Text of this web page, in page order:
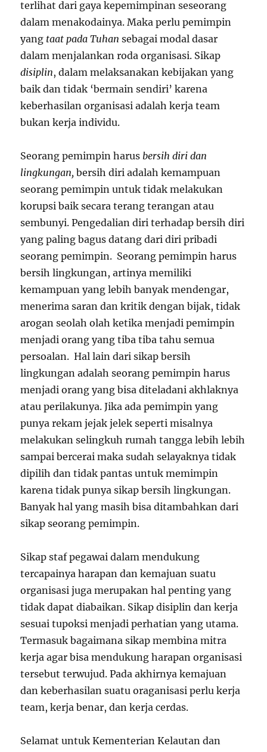
terlihat dari gaya kepemimpinan seseorang
dalam menakodainya. Maka perlu pemimpin
yang taat pada Tuhan sebagai modal dasar
dalam menjalankan roda organisasi. Sikap
disiplin, dalam melaksanakan kebijakan yang
baik dan tidak ‘bermain sendiri’ karena
keberhasilan organisasi adalah kerja team
bukan kerja individu.
Seorang pemimpin harus bersih diri dan
lingkungan,bersih diri adalah kemampuan
seorang pemimpin untuk tidak melakukan
korupsi baik secara terang terangan atau
sembunyi. Pengedalian diri terhadap bersih diri
yang paling bagus datang dari diri pribadi
seorang pemimpin. Seorang pemimpin harus
bersih lingkungan, artinya memiliki
kemampuan yang lebih banyak mendengar,
menerima saran dan kritik dengan bijak, tidak
arogan seolah olah ketika menjadi pemimpin
menjadi orang yang tiba tiba tahu semua
persoalan. Hal lain dari sikap bersih
lingkungan adalah seorang pemimpin harus
menjadi orang yang bisa diteladani akhlaknya
atau perilakunya. Jika ada pemimpin yang
punya rekam jejak jelek seperti misalnya
melakukan selingkuh rumah tangga lebih lebih
sampai bercerai maka sudah selayaknya tidak
dipilih dan tidak pantas untuk memimpin
karena tidak punya sikap bersih lingkungan.
Banyak hal yang masih bisa ditambahkan dari
sikap seorang pemimpin.
Sikap staf pegawai dalam mendukung
tercapainya harapan dan kemajuan suatu
organisasi juga merupakan hal penting yang
tidak dapat diabaikan. Sikap disiplin dan kerja
sesuai tupoksi menjadi perhatian yang utama.
Termasuk bagaimana sikap membina mitra
kerja agar bisa mendukung harapan organisasi
tersebut terwujud. Pada akhirnya kemajuan
dan keberhasilan suatu oraganisasi perlu kerja
team, kerja benar, dan kerja cerdas.
Selamat untuk Kementerian Kelautan dan